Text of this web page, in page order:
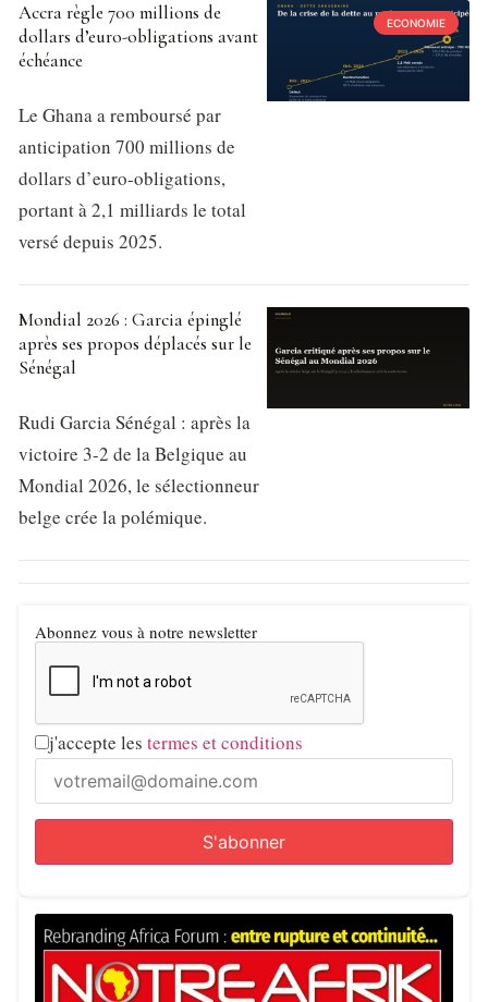
ECONOMIE
Accra règle 700 millions de
dollars d’euro-obligations avant
échéance
Le Ghana a remboursé par
anticipation 700 millions de
dollars d’euro-obligations,
portant à 2,1 milliards le total
versé depuis 2025.
Mondial 2026 : Garcia épinglé
après ses propos déplacés sur le
Sénégal
Rudi Garcia Sénégal : après la
victoire 3-2 de la Belgique au
Mondial 2026, le sélectionneur
belge crée la polémique.
Abonnez vous à notre newsletter
j'accepte les termes et conditions